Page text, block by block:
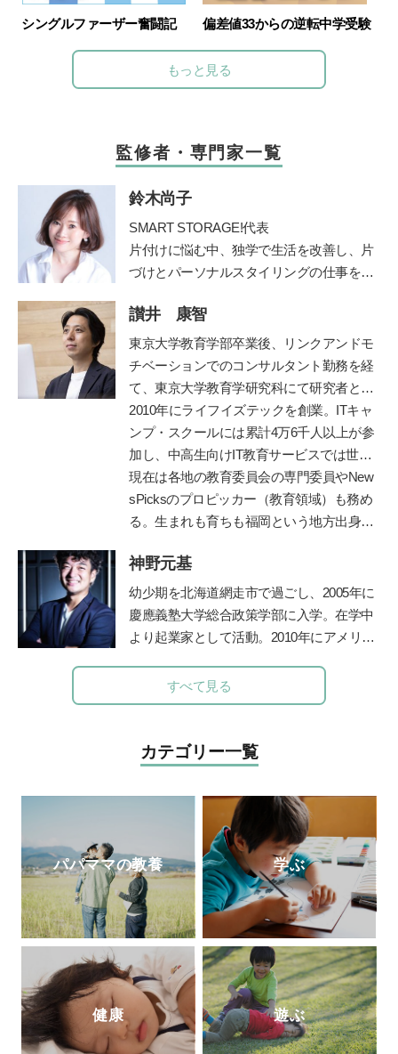
シングルファーザー奮闘記 偏差値33からの逆転中学受験
もっと見る
監修者・専門家一覧
鈴木尚子
SMART STORAGE!代表
片付けに悩む中、独学で生活を改善し、片
づけとパーソナルスタイリングの仕事を開
メソッドを公開したブログが人気を呼びパ
ワーブロガーに。
2011 年にSMART STORAGE！を創業し、
現在は株式会社となる。日本初のクローゼ
ットオーガナイザー認定講師として人材育
成にも携わっている。
また、義母を看取った経験をもとに、人生
折り返し地点からのライフマネジメント術
AgeWellLiving を立ち上げ、活動の場を広げ
ている）
ブログ 「SMART STORAGE!」
讃井 康智
東京大学教育学部卒業後、リンクアンドモ
チベーションでのコンサルタント勤務を経
て、東京大学教育学研究科にて研究者とし
て博士課程まで在籍。専門は教育政策・学
習科学。学習科学の世界的権威、故三宅な
ほみ東大名誉教授に師事し、全国の学校や
保育園での協調的・創造的な学びづくりを
支援。
2010年にライフイズテックを創業。ITキャ
ンプ・スクールには累計4万6千人以上が参
加し、中高生向けIT教育サービスでは世界
2位まで成長。ディズニーとコラボした
「テクノロジア魔法学校」や学校向け教材
「ライフイズテックレッスン」などオンラ
現在は各地の教育委員会の専門委員やNew
sPicksのプロピッカー（教育領域）も務め
る。生まれも育ちも福岡という地方出身者
差」を埋めるべく全国を奔走中。
is-tech.com/
神野元基
幼少期を北海道網走市で過ごし、2005年に
慶應義塾大学総合政策学部に入学。在学中
より起業家として活動。2010年にアメリカ
道に進む。子どもたちに「未来を生き抜く
力」を身につけて欲しいと、2012年東京の
より人工知能型教材「Qubena
はじめ、全国の学校や学習塾で利用されて
いる。人工知能型教材の開発の他、「未来
教育」も提供している。
すべて見る
カテゴリー一覧
パパママの教養 学ぶ
健康 遊ぶ